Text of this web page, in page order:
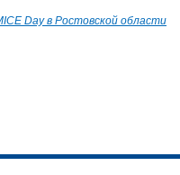
Dаy в Ростовской области